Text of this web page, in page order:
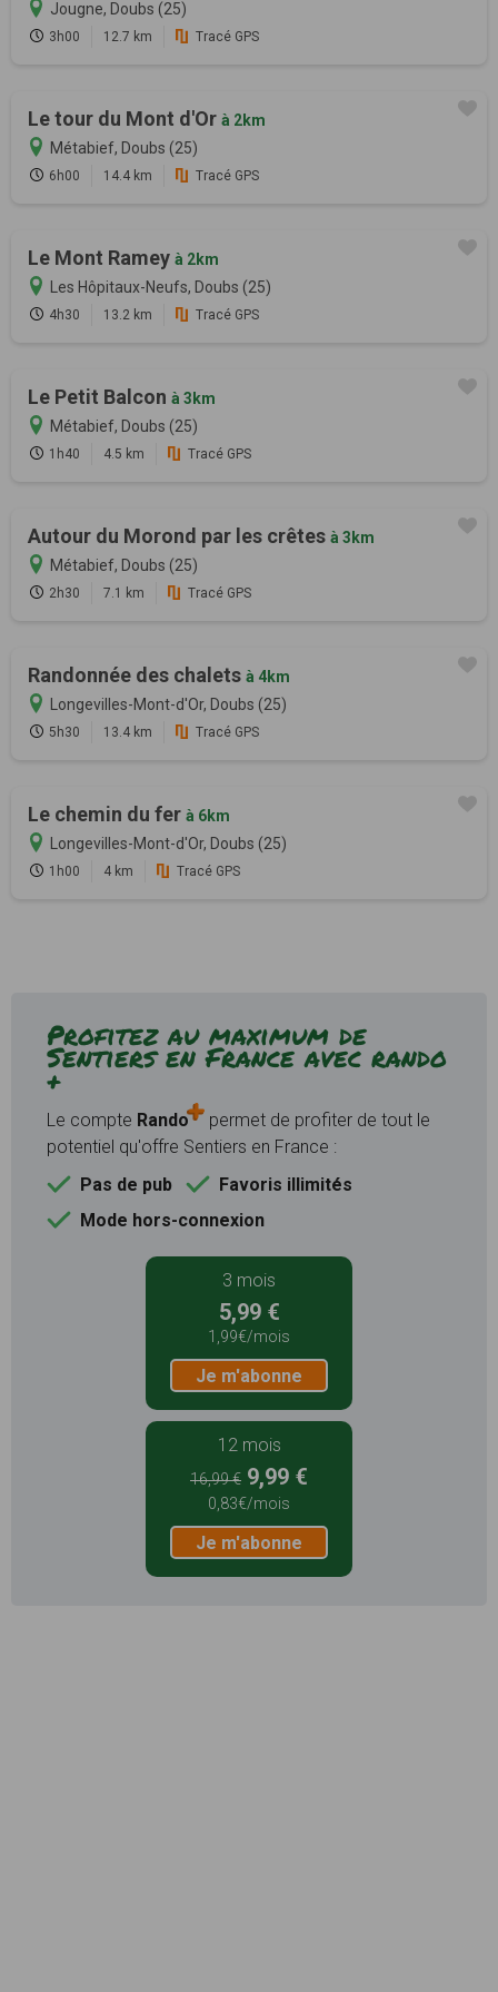
Jougne, Doubs (25)
3h00 12.7 km Tracé GPS
Le tour du Mont d'Or à 2km
Métabief, Doubs (25)
6h00 14.4 km Tracé GPS
Le Mont Ramey à 2km
Les Hôpitaux-Neufs, Doubs (25)
4h30 13.2 km Tracé GPS
Le Petit Balcon à 3km
Métabief, Doubs (25)
1h40 4.5 km Tracé GPS
Autour du Morond par les crêtes à 3km
Métabief, Doubs (25)
2h30 7.1 km Tracé GPS
Randonnée des chalets à 4km
Longevilles-Mont-d'Or, Doubs (25)
5h30 13.4 km Tracé GPS
Le chemin du fer à 6km
Longevilles-Mont-d'Or, Doubs (25)
1h00 4 km Tracé GPS
Profitez au maximum de
Sentiers en France avec rando
+
Le compte Rando
permet de profiter de tout le
potentiel qu'offre Sentiers en France :
Pas de pub
Favoris illimités
Mode hors-connexion
3 mois
5,99 €
1,99€/mois
Je m'abonne
12 mois
16,99 € 9,99 €
0,83€/mois
Je m'abonne